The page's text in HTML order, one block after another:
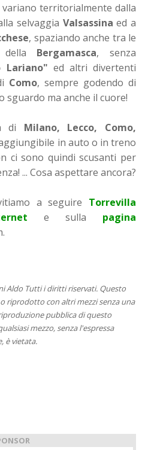
variano territorialmente dalla
selvaggia Valsassina ed a
, spaziando anche tra le
Bergamasca, senza
Lariano" ed altri divertenti
Como, sempre godendo di
sguardo ma anche il cuore!
di Milano,
Lecco, Como,
in auto o in treno
ci sono quindi scusanti per
... Cosa aspettare ancora?
a seguire Torrevilla
e sulla pagina
Aldo Tutti i diritti riservati. Questo
riprodotto con altri mezzi senza una
pubblica di questo
mezzo, senza l'espressa
è vietata.